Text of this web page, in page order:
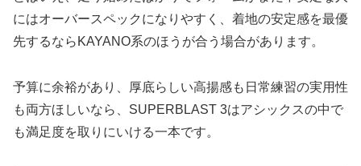
にはオーバースペックになりやすく、着地の安定感を最優
先するならKAYANO系のほうが合う場合があります。
予算に余裕があり、厚底らしい高揚感も日常練習の実用性
も両方ほしいなら、SUPERBLAST 3はアシックスの中で
も満足度を取りにいける一本です。